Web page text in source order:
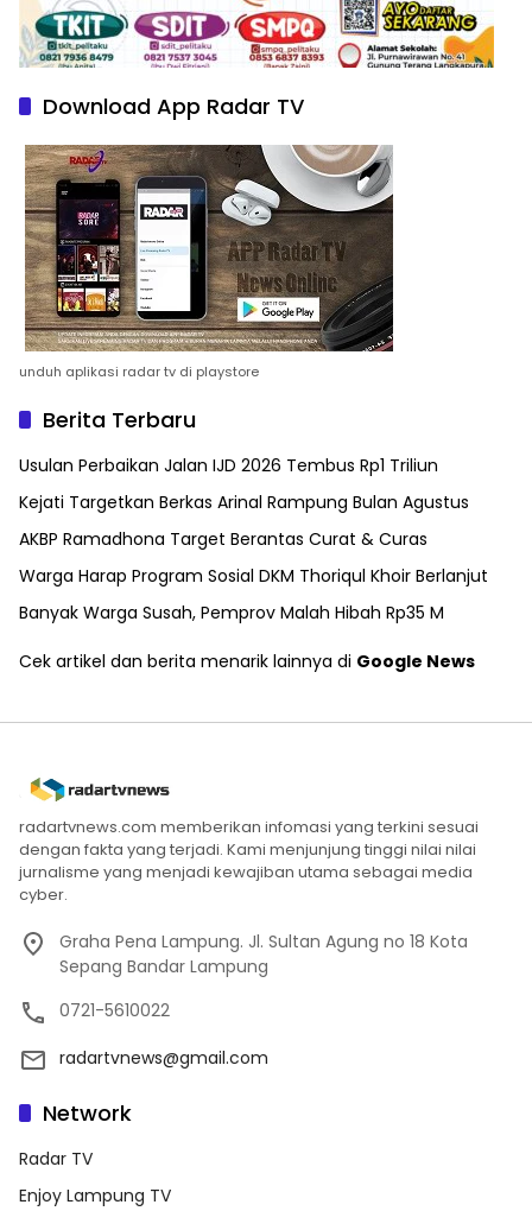
Download App Radar TV
unduh aplikasi radar tv di playstore
Berita Terbaru
Usulan Perbaikan Jalan IJD 2026 Tembus Rp1 Triliun
Kejati Targetkan Berkas Arinal Rampung Bulan Agustus
AKBP Ramadhona Target Berantas Curat & Curas
Warga Harap Program Sosial DKM Thoriqul Khoir Berlanjut
Banyak Warga Susah, Pemprov Malah Hibah Rp35 M
Cek artikel dan berita menarik lainnya di Google News
radartvnews.com memberikan infomasi yang terkini sesuai
dengan fakta yang terjadi. Kami menjunjung tinggi nilai nilai
jurnalisme yang menjadi kewajiban utama sebagai media
cyber.
Graha Pena Lampung. Jl. Sultan Agung no 18 Kota
Sepang Bandar Lampung
0721-5610022
radartvnews@gmail.com
Network
Radar TV
Enjoy Lampung TV